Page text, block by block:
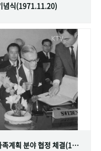
념식(1971.11.20)
대한민국 정부와 스웨덴 정부 간의 가족계획 분야 협정 체결(1968.07.12)